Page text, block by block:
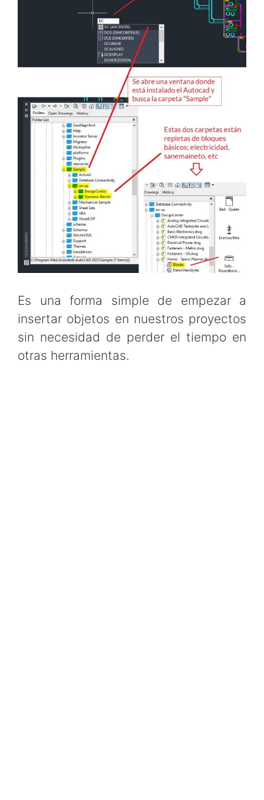
Es una forma simple de empezar a
insertar objetos en nuestros proyectos
sin necesidad de perder el tiempo en
otras herramientas.